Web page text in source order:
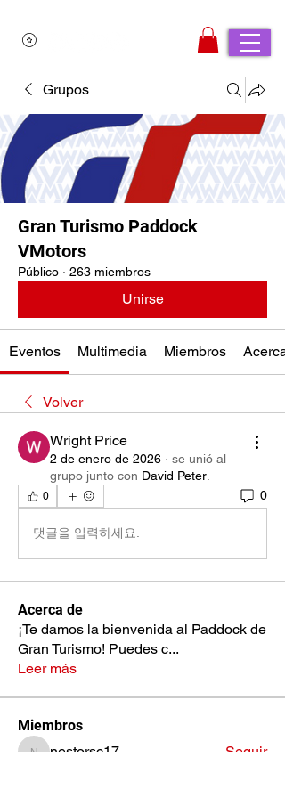
Grupos
Gran Turismo Paddock
VMotors
Público · 263 miembros
Unirse
Eventos Multimedia Miembros Acerca
Volver
Wright Price
2 de enero de 2026 · se unió al
grupo junto con David Peter
0 0
댓글을 입력하세요.
Acerca de
¡Te damos la bienvenida al Paddock de
Gran Turismo! Puedes c...
Leer más
Miembros
nestorsc17
Seguir